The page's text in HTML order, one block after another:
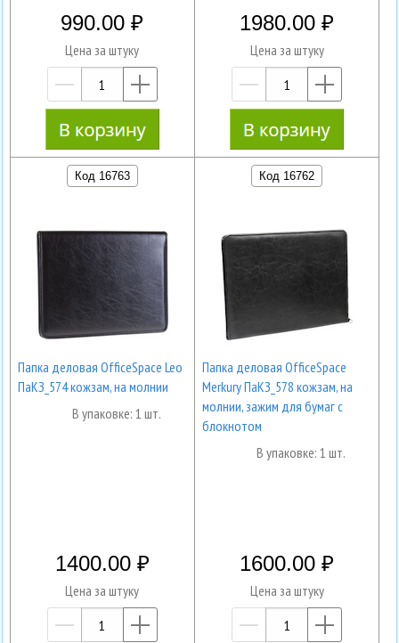
990.00
Цена за штуку
—
1980.00
Цена за штуку
—
Код 16763
Папка деловая OfficeSpace Leo
ПаКЗ_574 кожзам, на молнии
В упаковке: 1 шт.
1400.00
Цена за штуку
—
Код 16762
Папка деловая OfficeSpace
Merkury ПаКЗ_578 кожзам, на
молнии, зажим для бумаг с
блокнотом
В упаковке: 1 шт.
1600.00
Цена за штуку
—